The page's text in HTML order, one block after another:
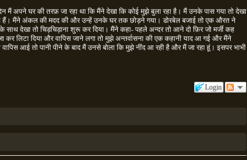
मैं अपने घर की तरफ़ जा रहा था कि मैंने देखा कि कोई मुझे बुला रहा है। मैं उनके पास गया तो देखा
हैं। मैंने अंकल की मदद की और उन्हें उनके घर तक छोड़ने गया। डोरबेल बजाई तो एक औरत ने
साथ देखा तो चिड़चिड़ाना शुरू कर दिया। मैंने कहा- पहले अन्दर तो आने दो फ़िर जो मर्जी कह
लिटा दिया और वापिस जाने लगा तो मुझे अन्तर्वासना की एक कहानी याद आ गई और मैंने
आई तो पानी पीने के बाद मैं उनसे बोला कि मुझे नींद आ रही है और मैं जा रहा हूं। इसपर भाभी
Login